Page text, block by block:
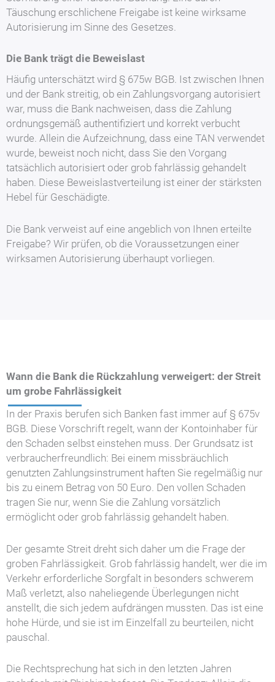
Täuschung erschlichene Freigabe ist keine wirksame
Autorisierung im Sinne des Gesetzes.
Die Bank trägt die Beweislast
Häufig unterschätzt wird § 675w BGB. Ist zwischen Ihnen
und der Bank streitig, ob ein Zahlungsvorgang autorisiert
war, muss die Bank nachweisen, dass die Zahlung
ordnungsgemäß authentifiziert und korrekt verbucht
wurde. Allein die Aufzeichnung, dass eine TAN verwendet
wurde, beweist noch nicht, dass Sie den Vorgang
tatsächlich autorisiert oder grob fahrlässig gehandelt
haben. Diese Beweislastverteilung ist einer der stärksten
Hebel für Geschädigte.
Die Bank verweist auf eine angeblich von Ihnen erteilte
Freigabe? Wir prüfen, ob die Voraussetzungen einer
wirksamen Autorisierung überhaupt vorliegen.
Wann die Bank die Rückzahlung verweigert: der Streit
um grobe Fahrlässigkeit
In der Praxis berufen sich Banken fast immer auf § 675v
BGB. Diese Vorschrift regelt, wann der Kontoinhaber für
den Schaden selbst einstehen muss. Der Grundsatz ist
verbraucherfreundlich: Bei einem missbräuchlich
genutzten Zahlungsinstrument haften Sie regelmäßig nur
bis zu einem Betrag von 50 Euro. Den vollen Schaden
tragen Sie nur, wenn Sie die Zahlung vorsätzlich
ermöglicht oder grob fahrlässig gehandelt haben.
Der gesamte Streit dreht sich daher um die Frage der
groben Fahrlässigkeit. Grob fahrlässig handelt, wer die im
Verkehr erforderliche Sorgfalt in besonders schwerem
Maß verletzt, also naheliegende Überlegungen nicht
anstellt, die sich jedem aufdrängen mussten. Das ist eine
hohe Hürde, und sie ist im Einzelfall zu beurteilen, nicht
pauschal.
Die Rechtsprechung hat sich in den letzten Jahren